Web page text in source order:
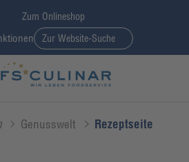
Zum Onlineshop
Zur Website-Suche
Genusswelt Rezeptseite